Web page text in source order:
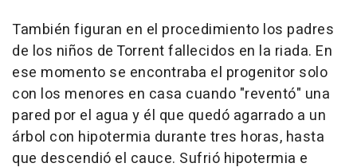
También figuran en el procedimiento los padres
de los niños de Torrent fallecidos en la riada. En
ese momento se encontraba el progenitor solo
con los menores en casa cuando "reventó" una
pared por el agua y él que quedó agarrado a un
árbol con hipotermia durante tres horas, hasta
que descendió el cauce. Sufrió hipotermia e